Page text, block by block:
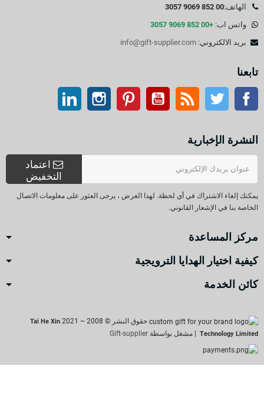
الهاتف:00 852 9069 3057
واتس اب: +00 852 9069 3057
بريد الالكتروني: info@gift-supplier.com
تابعنا
موقع التواصل الاجتماعي الفيسبوك
تويتر آر إس إس موقع يوتيوببينتيريست انستغرام
النشرة الإخبارية
اعتماد
التخفيض
يمكنك إلغاء الاشتراك في أي لحظة. لهذا الغرض ، يرجى العثور على معلومات الاتصال
الخاصة بنا في الإشعار القانوني.
مركز المساعدة
كيفية اختيار الهدايا الترويجية
كائن الخدمة
حقوق النشر © 2008 ~ 2021
Tai He Xin
Technology Limited | مشغل بواسطة Gift-supplier